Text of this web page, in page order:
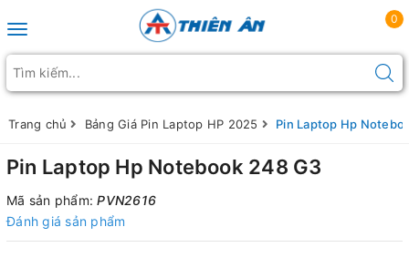
Toggle navigation
0
Trang chủ Bảng Giá Pin Laptop HP 2025 Pin Laptop Hp
Pin Laptop Hp Notebook 248 G3
Mã sản phẩm:PVN2616
Đánh giá sản phẩm